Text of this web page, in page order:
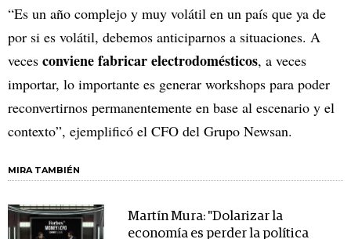
“Es un año complejo y muy volátil en un país que ya de
por si es volátil, debemos anticiparnos a situaciones. A
veces conviene fabricar electrodomésticos, a veces
importar, lo importante es generar workshops para poder
reconvertirnos permanentemente en base al escenario y el
contexto”, ejemplificó el CFO del Grupo Newsan.
MIRA TAMBIÉN
Martín Mura: "Dolarizar la
economía es perder la política